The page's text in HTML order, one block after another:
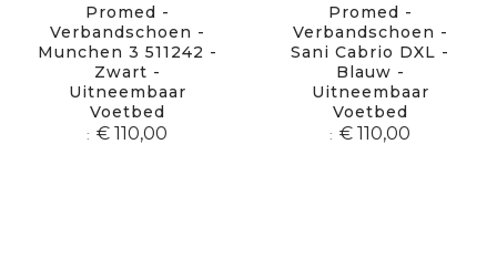
Promed -
Verbandschoen -
Munchen 3 511242 -
Zwart -
Uitneembaar
Voetbed
€ 110,00
Promed -
Verbandschoen -
Sani Cabrio DXL -
Blauw -
Uitneembaar
Voetbed
€ 110,00